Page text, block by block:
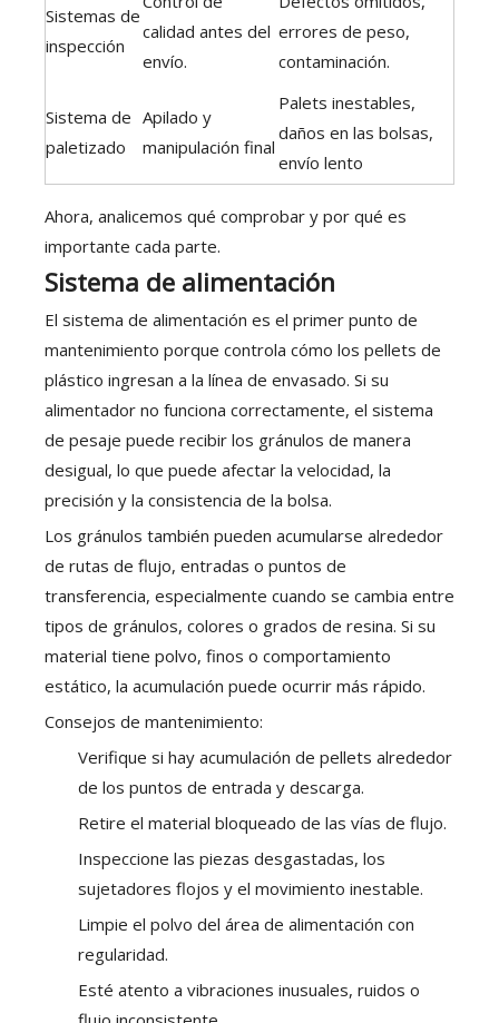
Sistemas de
inspección
calidad antes del
envío.
errores de peso,
contaminación.
Sistema de
paletizado
Apilado y
manipulación final
Palets inestables,
daños en las bolsas,
envío lento
Ahora, analicemos qué comprobar y por qué es
importante cada parte.
Sistema de alimentación
El sistema de alimentación es el primer punto de
mantenimiento porque controla cómo los pellets de
plástico ingresan a la línea de envasado. Si su
alimentador no funciona correctamente, el sistema
de pesaje puede recibir los gránulos de manera
desigual, lo que puede afectar la velocidad, la
precisión y la consistencia de la bolsa.
Los gránulos también pueden acumularse alrededor
de rutas de flujo, entradas o puntos de
transferencia, especialmente cuando se cambia entre
tipos de gránulos, colores o grados de resina. Si su
material tiene polvo, finos o comportamiento
estático, la acumulación puede ocurrir más rápido.
Consejos de mantenimiento:
Verifique si hay acumulación de pellets alrededor
de los puntos de entrada y descarga.
Retire el material bloqueado de las vías de flujo.
Inspeccione las piezas desgastadas, los
sujetadores flojos y el movimiento inestable.
Limpie el polvo del área de alimentación con
regularidad.
Esté atento a vibraciones inusuales, ruidos o